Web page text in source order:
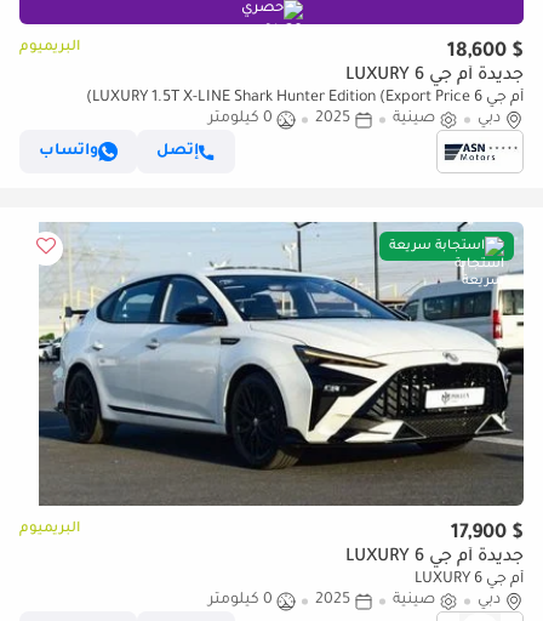
حصري
$ 18,600 البريميوم
جديدة أم جي 6 LUXURY
أم جي 6 LUXURY 1.5T X-LINE Shark Hunter Edition (Export Price)
دبي
صينية 2025
0 كيلومتر
إتصل
واتساب
استجابة سريعة
$ 17,900 البريميوم
جديدة أم جي 6 LUXURY
أم جي 6 LUXURY
دبي
صينية 2025
0 كيلومتر